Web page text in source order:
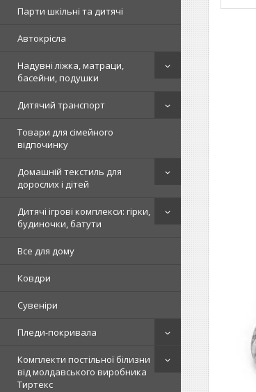
Парти шкільні та дитячі
Автокрісла
Надувні ліжка, матраци,
басейни, подушки
Дитячий транспорт
Товари для сімейного
відпочинку
Домашній текстиль для
дорослих і дітей
Дитячі ігрові комплекси: гірки,
будиночки, батути
Все для дому
Ковдри
Сувеніри
Пледи-покривала
Комплекти постільної білизни
від молдавського виробника
Тиртекс